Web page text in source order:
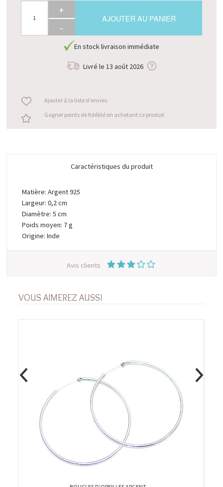
+
-
AJOUTER AU PANIER
En stock livraison immédiate
Livré le 13 août 2026
Ajouter à la liste d'envies
Gagner points de fidélité en achetant ce produit
Caractéristiques du produit
Matière: Argent 925
Largeur: 0,2 cm
Diamètre: 5 cm
Poids moyen: 7 g
Origine: Inde
Avis clients
VOUS AIMEREZ AUSSI